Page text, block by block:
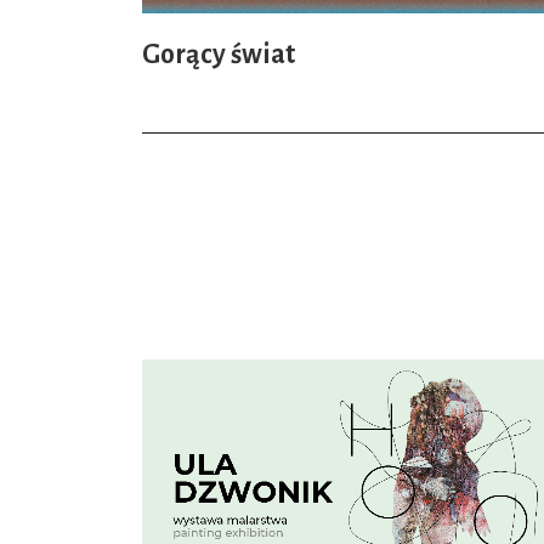
Gorący świat